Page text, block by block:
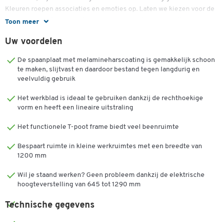
Toon meer
Kleuren roepen associaties en emoties op. Laten we kiezen voor de
kleurvariant in lichtgrijs. Deze is vrij neutraal en onopvallend, zodat
aluminium krijgen we een afgeronde afwerking. Een stevige,
stalen frame in een T-vormige basis met stelschroeven. Profiteer
van de tweetraps elektrische hoogteverstelling van 645 tot 1290
een dynamische, intacte houding en revitaliseren merkbaar je
prestaties. Nauwelijks fluisterend en bijzonder snel dankzij de twee
nauwelijks opgemerkt door je buren. Beweeg je benen vrij zonder
onder het tafelblad bevestigd.
Tafelvorm: Rechthoekig
Spaanplaat aan beide zijden bekleed met melaminehars
Randbescherming: 2 mm kunststof rand
Uw voordelen
De spaanplaat met melamineharscoating is gemakkelijk schoon
te maken, slijtvast en daardoor bestand tegen langdurig en
veelvuldig gebruik
Het werkblad is ideaal te gebruiken dankzij de rechthoekige
vorm en heeft een lineaire uitstraling
Het functionele T-poot frame biedt veel beenruimte
Bespaart ruimte in kleine werkruimtes met een breedte van
1200 mm
Wil je staand werken? Geen probleem dankzij de elektrische
hoogteverstelling van 645 tot 1290 mm
Technische gegevens